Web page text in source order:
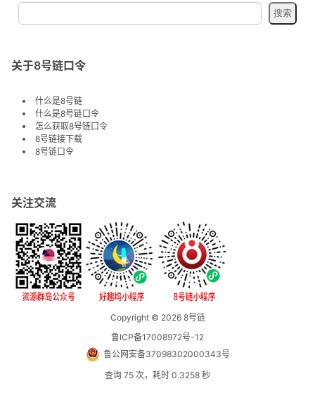
关于8号链口令
什么是8号链
什么是8号链口令
怎么获取8号链口令
8号链接下载
8号链口令
关注交流
Copyright © 20268号链
鲁ICP备17008972号-12
鲁公网安备37098302000343号
查询 75 次，耗时 0.3258 秒